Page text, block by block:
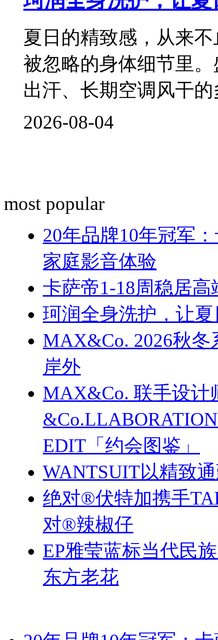
夏日的精致感，从来
被忽略的身体细节里
出汗、长期空调风干
2026-08-04
most popular
20年品牌10年冠军
家庭影音体验
卡萨帝1-18周稳居
珂润全身洗护，让
MAX&Co. 2026秋
岸外
MAX&Co. 联手设计
EDIT「约会图鉴」
WANTSUIT以精致
绝对®伏特加携手
对®辣椒仔
EP雅莹蓝标当代民
东方老花